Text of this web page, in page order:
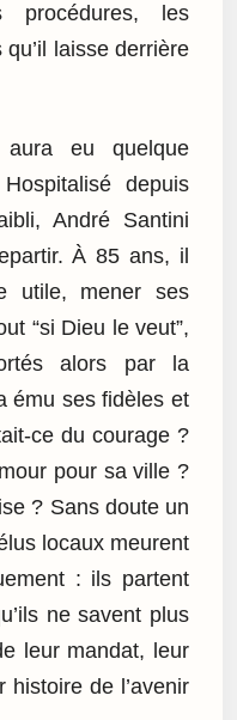
les
laisse derrière
aura eu quelque
depuis
André Santini
À 85 ans, il
utile, mener ses
“si Dieu le veut”,
alors par la
ému ses fidèles et
ce du courage ?
pour sa ville ?
? Sans doute un
locaux meurent
: ils partent
ne savent plus
leur mandat, leur
histoire de l’avenir